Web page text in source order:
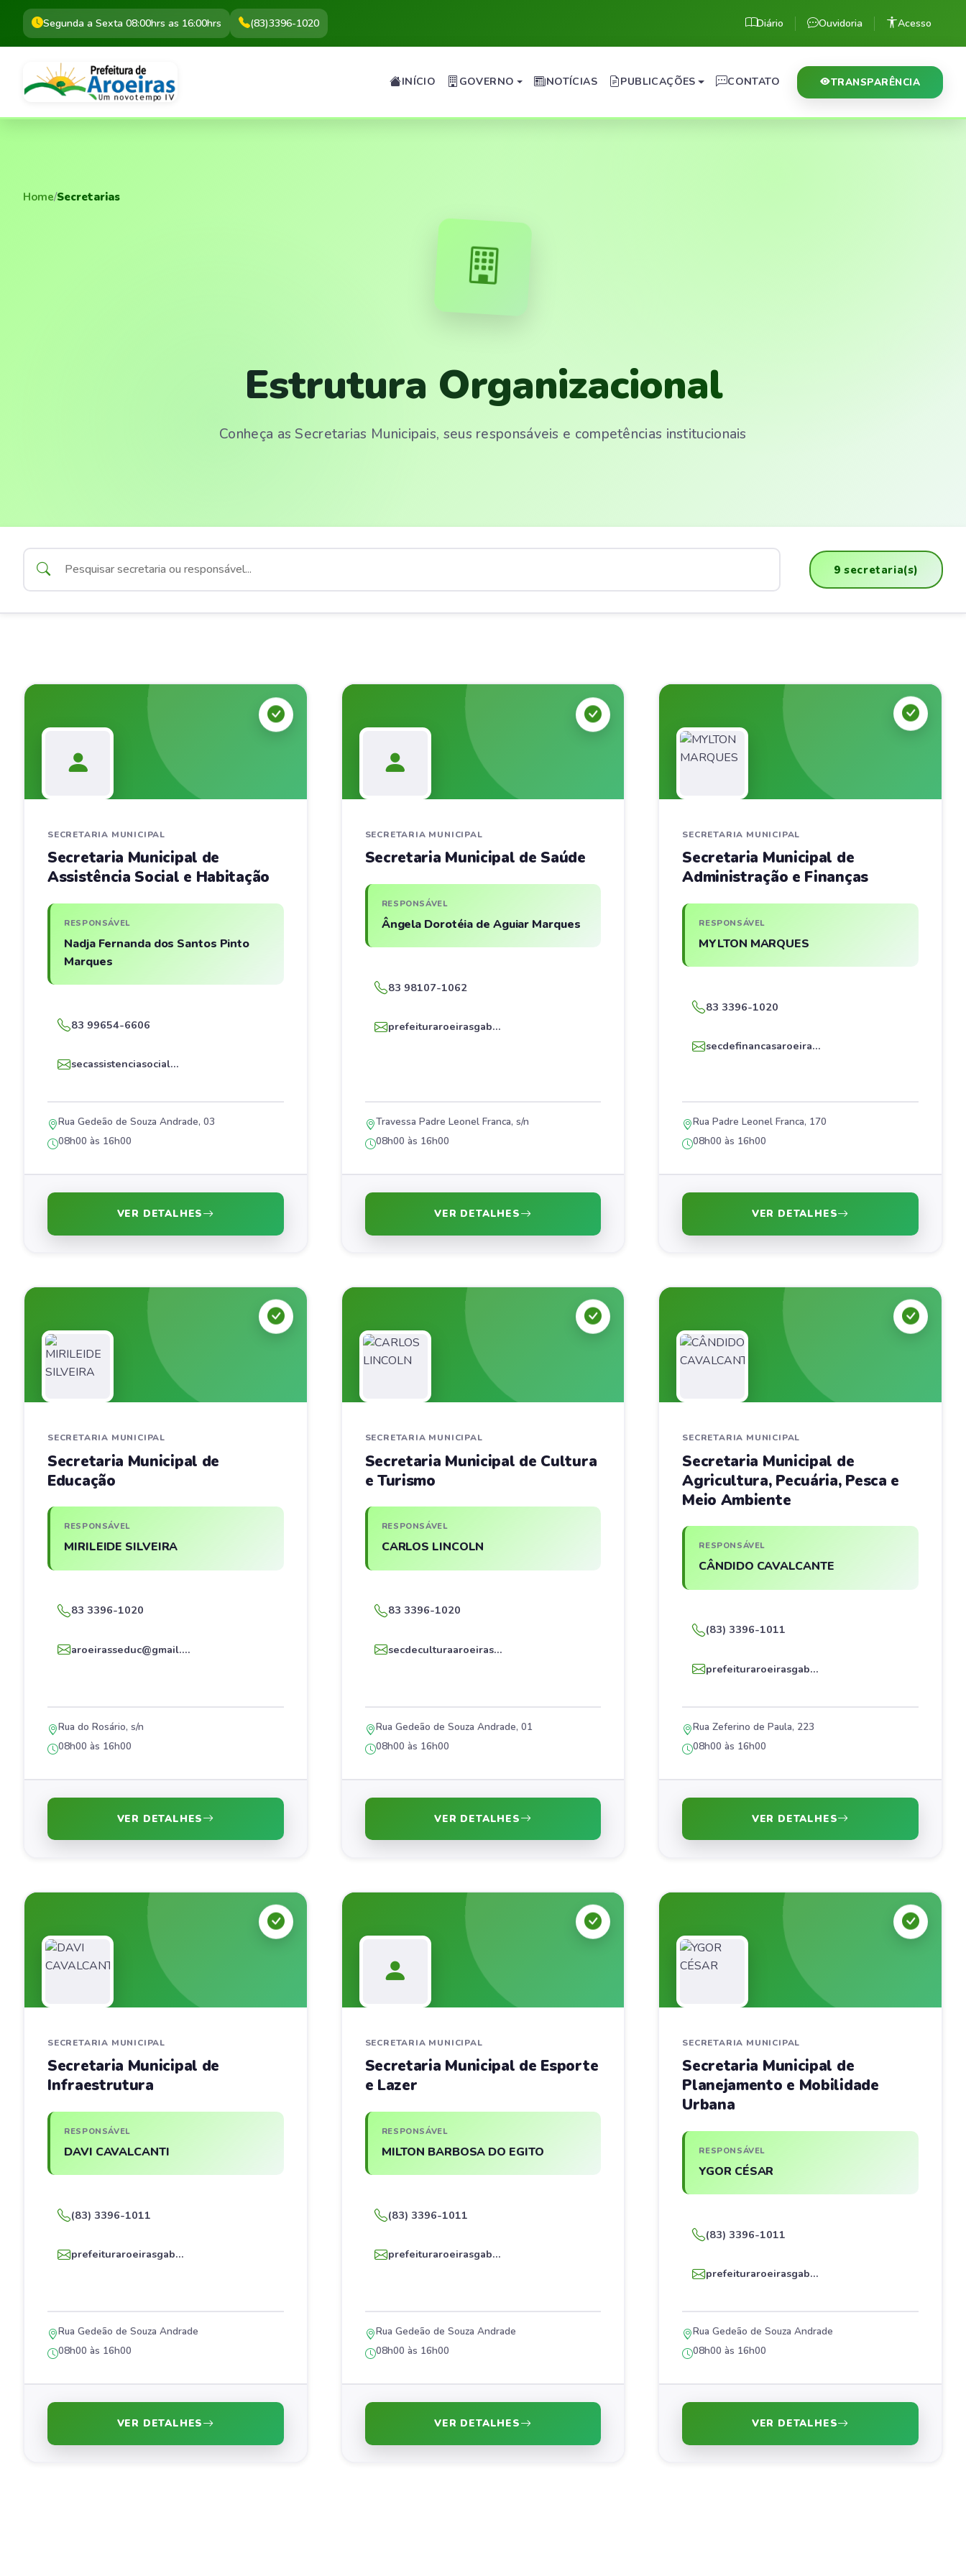
Segunda a Sexta 08:00hrs as 16:00hrs (83)3396-1020 Diário Ouvidoria Acesso
INÍCIO GOVERNO NOTÍCIAS PUBLICAÇÕES CONTATO TRANSPARÊNCIA
Home/Secretarias
Estrutura Organizacional
Conheça as Secretarias Municipais, seus responsáveis e competências institucionais
9 secretaria(s)
SECRETARIA MUNICIPAL
Secretaria Municipal de
Assistência Social e Habitação
RESPONSÁVEL
Nadja Fernanda dos Santos Pinto
Marques
83 99654-6606
secassistenciasocial...
Rua Gedeão de Souza Andrade, 03
08h00 às 16h00
VER DETALHES
SECRETARIA MUNICIPAL
Secretaria Municipal de Saúde
RESPONSÁVEL
Ângela Dorotéia de Aguiar Marques
83 98107-1062
prefeituraroeirasgab...
Travessa Padre Leonel Franca, s/n
08h00 às 16h00
VER DETALHES
SECRETARIA MUNICIPAL
Secretaria Municipal de
Administração e Finanças
RESPONSÁVEL
MYLTON MARQUES
83 3396-1020
secdefinancasaroeira...
Rua Padre Leonel Franca, 170
08h00 às 16h00
VER DETALHES
SECRETARIA MUNICIPAL
Secretaria Municipal de
Educação
RESPONSÁVEL
MIRILEIDE SILVEIRA
83 3396-1020
aroeirasseduc@gmail....
Rua do Rosário, s/n
08h00 às 16h00
VER DETALHES
SECRETARIA MUNICIPAL
Secretaria Municipal de Cultura
e Turismo
RESPONSÁVEL
CARLOS LINCOLN
83 3396-1020
secdeculturaaroeiras...
Rua Gedeão de Souza Andrade, 01
08h00 às 16h00
VER DETALHES
SECRETARIA MUNICIPAL
Secretaria Municipal de
Agricultura, Pecuária, Pesca e
Meio Ambiente
RESPONSÁVEL
CÂNDIDO CAVALCANTE
(83) 3396-1011
prefeituraroeirasgab...
Rua Zeferino de Paula, 223
08h00 às 16h00
VER DETALHES
SECRETARIA MUNICIPAL
Secretaria Municipal de
Infraestrutura
RESPONSÁVEL
DAVI CAVALCANTI
(83) 3396-1011
prefeituraroeirasgab...
Rua Gedeão de Souza Andrade
08h00 às 16h00
VER DETALHES
SECRETARIA MUNICIPAL
Secretaria Municipal de Esporte
e Lazer
RESPONSÁVEL
MILTON BARBOSA DO EGITO
(83) 3396-1011
prefeituraroeirasgab...
Rua Gedeão de Souza Andrade
08h00 às 16h00
VER DETALHES
SECRETARIA MUNICIPAL
Secretaria Municipal de
Planejamento e Mobilidade
Urbana
RESPONSÁVEL
YGOR CÉSAR
(83) 3396-1011
prefeituraroeirasgab...
Rua Gedeão de Souza Andrade
08h00 às 16h00
VER DETALHES